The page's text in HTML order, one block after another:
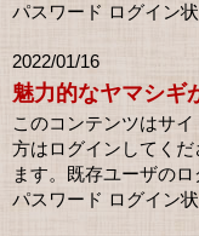
パスワード ログイン
2022/01/16
魅力的なヤマシギ
このコンテンツはサ
方はログインしてく
ます。既存ユーザの
パスワード ログイン